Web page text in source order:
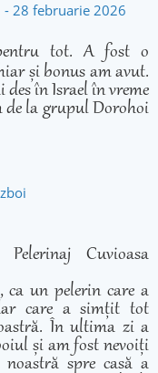
- 28 februarie 2026
tot. A fost o
și bonus am avut.
des în Israel în vreme
de la grupul Dorohoi
Cuvioasa
ca un pelerin care a
care a simțit tot
În ultima zi a
și am fost nevoiți
spre casă a